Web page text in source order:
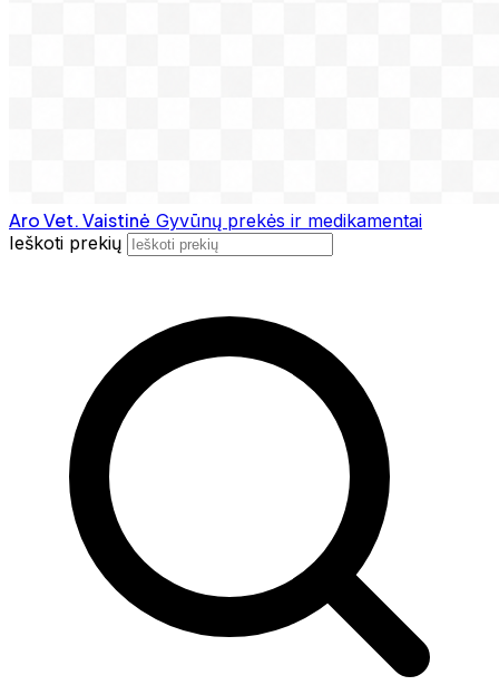
Aro Vet. Vaistinė Gyvūnų prekės ir medikamentai
Ieškoti prekių